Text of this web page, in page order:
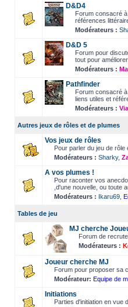
D&D4
Forum consacré
références
Modérateurs :
D&D 5
Forum pour
tout pour
Modérateurs :
Pathfinder
Forum consacré
liens utiles et
Modérateurs :
Autres jeux de rôles et de plumes
Vos jeux de rôles
Pour parler du jeu de rôle
Modérateurs : Sharky,
A vos plumes !
Pour raconter vos
,d'une nouvelle, ou toute
Modérateurs : Ikaru69
Tables de jeu
MJ cherche
Forum de
Modérateurs :
Joueur cherche MJ
Forum pour proposer sa
Modérateur: Equipe de
Initiations
Parties d'initiation en vue